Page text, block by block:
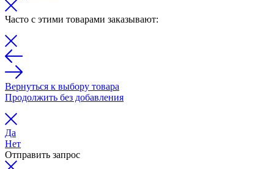
Часто с этими товарами заказывают:
Вернуться к выбору товара
Продолжить без добавления
Да
Нет
Отправить запрос